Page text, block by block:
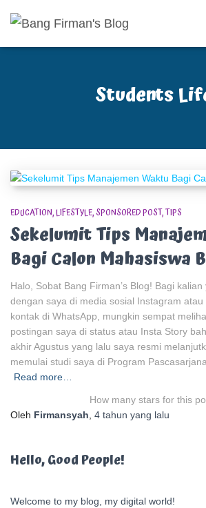
Students
EDUCATION LIFESTYLE SPONSORED POST TIPS
Sekelumit Tips
Bagi Calon Mahasiswa
Halo, Sobat Bang Firman’s Blog! Bagi
dengan saya di media sosial Instagram
kontak di WhatsApp, mungkin sempat
postingan saya di status atau Insta Story
akhir Agustus yang lalu saya resmi
memulai studi saya di Program
Read more…
How many stars for this
Oleh Firmansyah, 4 tahun yang lalu
Hello, Good People!
Welcome to my blog, my digital world!